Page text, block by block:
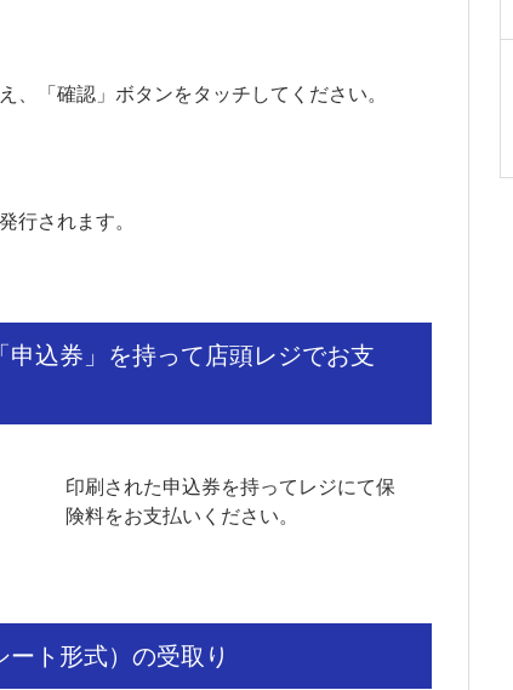
、「確認」ボタンをタッチしてください。
行されます。
申込券」を持って店頭レジでお支
印刷された申込券を持ってレジにて保
険料をお支払いください。
ート形式）の受取り